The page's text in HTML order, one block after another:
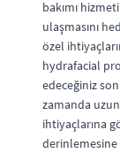
bakımı
ulaşmasını
özel
hydrafacial
edeceğiniz
zamanda
ihtiyaçlarına
derinlemesine